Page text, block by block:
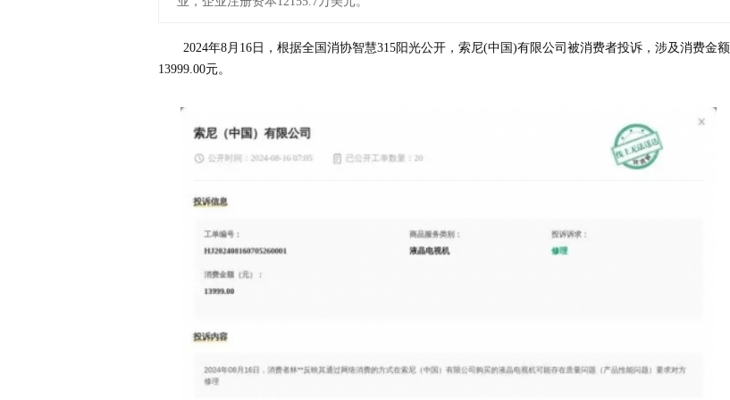
2024年8月16日，根据全国消协智慧315阳光公开，索尼(中国)有限公司被消费者投诉，涉及消费金额
13999.00元。